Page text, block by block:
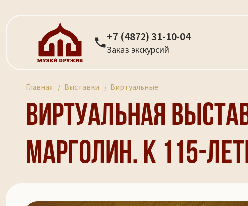
+7 (4872) 31-10-04
Заказ экскурсий
Главная Выставки Виртуальные
Виртуальная
Марголин. К 115-